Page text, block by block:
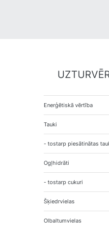
Enerģētiskā vērtība
Tauki
- tostarp piesātinātas
Ogļhidrāti
- tostarp cukuri
Šķiedrvielas
Olbaltumvielas